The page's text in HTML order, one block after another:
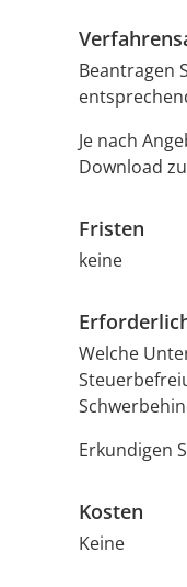
Beantragen
Je nach
Download
Fristen
keine
Welche
Erkundigen
Kosten
Keine